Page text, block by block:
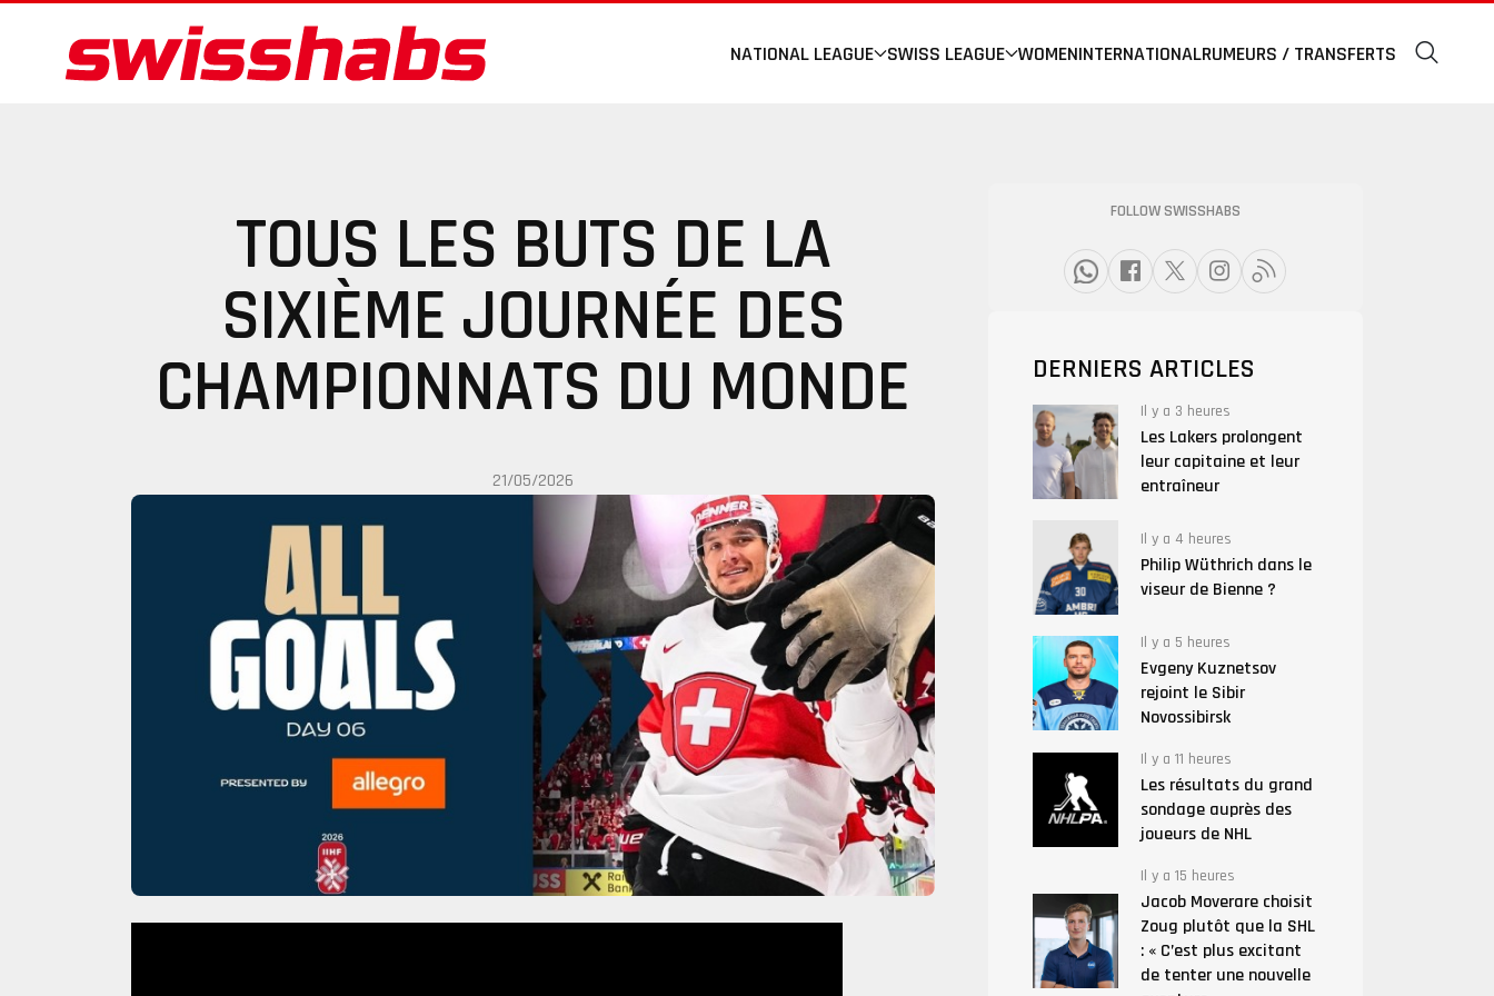
NATIONAL LEAGUE SWISS LEAGUE WOMENINTERNATIONALRUMEURS / TRANSFERTS
TOUS LES BUTS DE LA
SIXIÈME JOURNÉE DES
CHAMPIONNATS DU MONDE
21/05/2026
FOLLOW SWISSHABS
DERNIERS ARTICLES
Il y a 3 heures
Les Lakers prolongent
leur capitaine et leur
entraîneur
Il y a 4 heures
Philip Wüthrich dans le
viseur de Bienne ?
Il y a 5 heures
Evgeny Kuznetsov
rejoint le Sibir
Novossibirsk
Il y a 11 heures
Les résultats du grand
sondage auprès des
joueurs de NHL
Il y a 15 heures
Jacob Moverare choisit
Zoug plutôt que la SHL
: « C’est plus excitant
de tenter une nouvelle